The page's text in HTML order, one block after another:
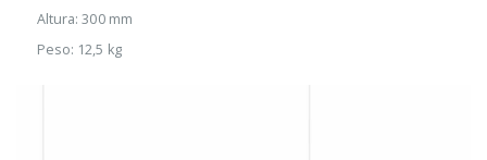
Altura: 300 mm
Peso: 12,5 kg